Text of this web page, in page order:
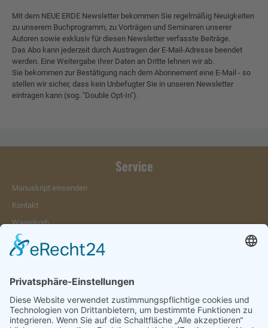
Mit dem NEUE ERDE Newsletter bekommen Sie regelmäßig Neuigkeiten
zu unserem Buchprogramm, zu Vorträgen und Seminaren unserer
Autoren sowie exklusiv für diesen Newsletter verfasste Beiträge.
Das Abo kann jederzeit durch Austragen der E-Mail-Adresse beendet
werden. Eine Weitergabe Ihrer Daten an Dritte lehnen wir ab.
Sie bekommen zur Bestätigung nach dem Abonnement eine E-Mail - so
stellen wir sicher, dass kein Unbefugter Sie in unseren Newsletter
eintragen kann (sog. "Double Opt-In").
Service
Manuskript einsenden
Kontakt
Warenkorb
Konto
Merkzettel
Vertrag widerrufen